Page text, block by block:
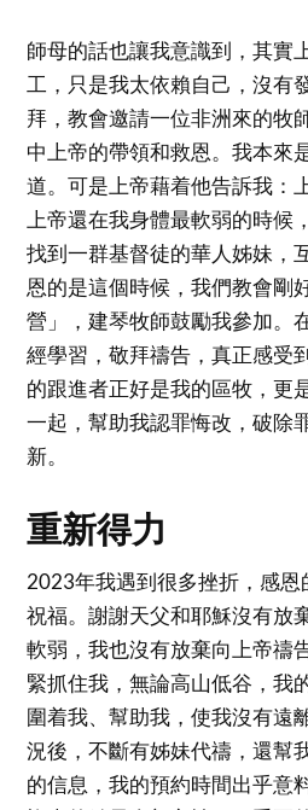
師母的話也讓我意識到，其實
工，只是我太依賴自己，沒有
拜，教會邀請一位非洲來的牧
中上帝的帶領和救恩。我本來
道。可是上帝藉着他告訴我：
上帝還在我身體最軟弱的時候
找到一群基督徒的華人姊妹，
恩的是這個時候，我們教會剛
營」，建琴牧師鼓勵我參加。
經學習，敬拜禱告，真正感受
的跟進者正好是我的區牧，更
一起，幫助我認罪悔改，破除
新。
重新得力
2023年我遇到很多挫折，感
祝福。謝謝天父和耶穌沒有放
軟弱，我也沒有放棄向上帝禱
緊抓住我，無論高山低谷，我
圍着我、幫助我，使我沒有遠
況後，不斷有姊妹代禱，還幫
的信息，我的預約時間出乎意